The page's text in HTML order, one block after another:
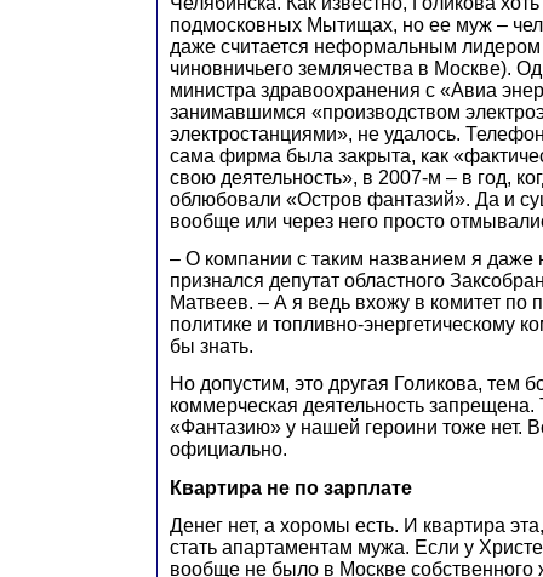
подмосковных Мытищах, но ее муж –
даже считается неформальным лидером
чиновничьего землячества в Москве).
министра здравоохранения с «Авиа
занимавшимся «производством
электростанциями», не удалось.
сама фирма была закрыта, как
свою деятельность», в 2007-м – в год,
облюбовали «Остров фантазий». Да и
вообще или через него просто
– О компании с таким названием я
признался депутат областного
Матвеев. – А я ведь вхожу в комитет
политике и топливно-энергетическому
бы знать.
Но допустим, это другая Голикова, тем
коммерческая деятельность запрещена.
«Фантазию» у нашей героини тоже нет.
официально.
Квартира не по зарплате
Денег нет, а хоромы есть. И квартира
стать апартаментам мужа. Если у
вообще не было в Москве собственного